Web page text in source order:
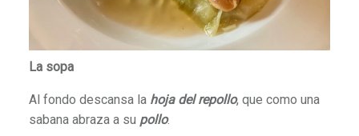
La sopa
Al fondo descansa la hoja del repollo, que como una
sabana abraza a su pollo.